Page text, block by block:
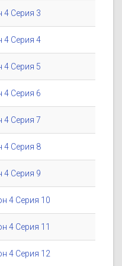
4 Серия 3
4 Серия 4
4 Серия 5
4 Серия 6
4 Серия 7
4 Серия 8
4 Серия 9
4 Серия 10
4 Серия 11
4 Серия 12